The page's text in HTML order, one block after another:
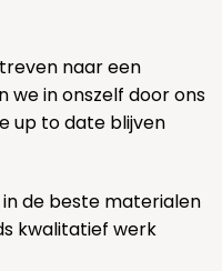
naar een
in onszelf door ons
up to date blijven
de beste materialen
kwalitatief werk